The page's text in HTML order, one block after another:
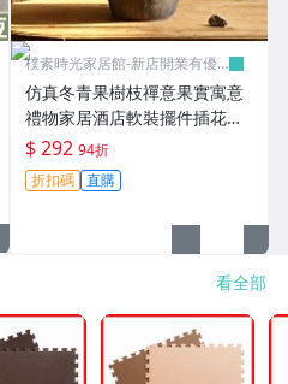
樸素時光家居館-新店開業有優
仿真冬青果樹枝禪意果實寓意
禮物家居酒店軟裝擺件插花美
式【超過45cm下宅配】
$ 292 94折
折扣碼 直購
看全部